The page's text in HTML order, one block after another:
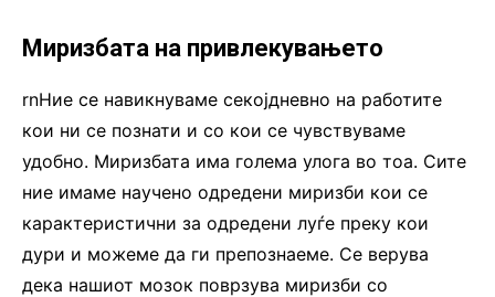
Миризбата на привлекувањето
rnНие се навикнуваме секојдневно на работите
кои ни се познати и со кои се чувствуваме
удобно. Миризбата има голема улога во тоа. Сите
ние имаме научено одредени миризби кои се
карактеристични за одредени луѓе преку кои
дури и можеме да ги препознаеме. Се верува
дека нашиот мозок поврзува миризби со